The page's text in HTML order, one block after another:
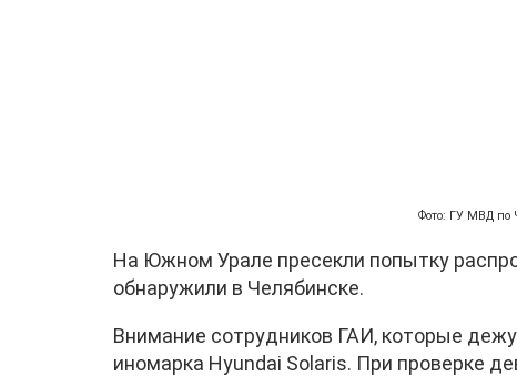
Фото: ГУ МВД по
На Южном Урале пресекли попытку
обнаружили в Челябинске.
Внимание сотрудников ГАИ, которые
иномарка Hyundai Solaris. При проверке